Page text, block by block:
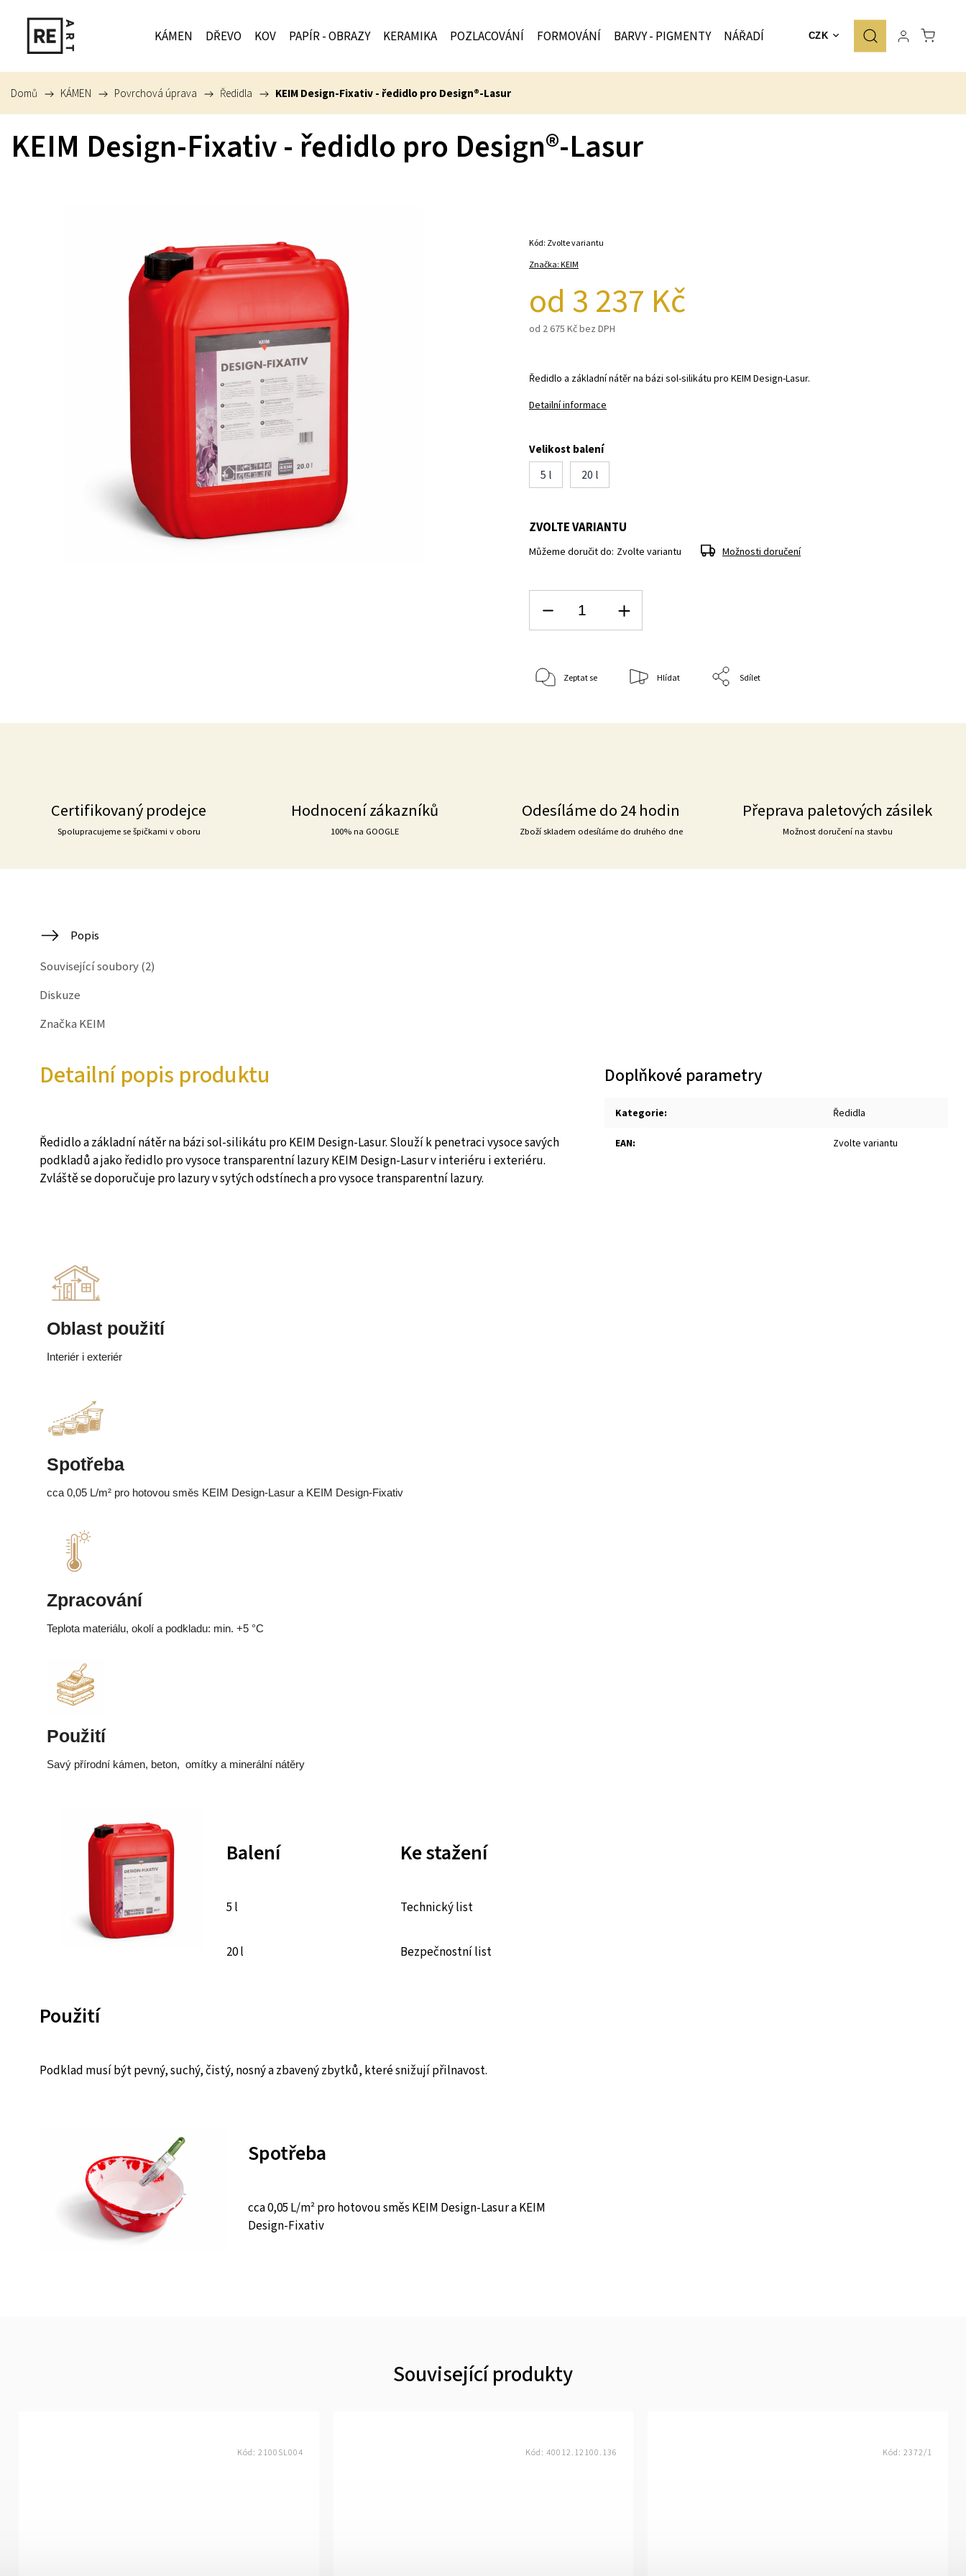
CZK
KÁMEN DŘEVO KOV PAPÍR - OBRAZY KERAMIKA POZLACOVÁNÍ FORMOVÁNÍ BARVY - PIGMENTY NÁŘADÍ ZNAČKY
Domů / KÁMEN / Povrchová úprava / Ředidla / KEIM Design-Fixativ - ředidlo pro Design®-Lasur
KEIM Design-Fixativ - ředidlo pro Design®-Lasur
Značka: KEIM
od 3 237 Kč
od 2 675 Kčbez DPH
Kód: Zvolte variantu
Ředidlo a základní nátěr na bázi sol-silikátu pro KEIM Design-Lasur.
Detailní informace
Velikost balení
5 l
20 l
ZVOLTE VARIANTU
Můžeme doručit do: Zvolte variantu Možnosti doručení
Zeptat se Hlídat Sdílet
Certifikovaný prodejce
Spolupracujeme se špičkami v oboru
Hodnocení zákazníků
100% na GOOGLE
Odesíláme do 24 hodin
Zboží skladem odesíláme do druhého dne
Přeprava paletových zásilek
Možnost doručení na stavbu
Popis
Související soubory (2)
Diskuze
Značka KEIM
Detailní popis produktu
Ředidlo a základní nátěr na bázi sol-silikátu pro KEIM Design-Lasur. Slouží k penetraci vysoce savých
podkladů a jako ředidlo pro vysoce transparentní lazury KEIM Design-Lasur v interiéru i exteriéru.
Zvláště se doporučuje pro lazury v sytých odstínech a pro vysoce transparentní lazury.
Oblast použití
Interiér i exteriér
Spotřeba
cca 0,05 L/m² pro hotovou směs KEIM Design-Lasur a KEIM Design-Fixativ
Zpracování
Teplota materiálu, okolí a podkladu: min. +5 °C
Použití
Savý přírodní kámen, beton, omítky a minerální nátěry
Balení
5 l
20 l
Ke stažení
Technický list
Bezpečnostní list
Použití
Podklad musí být pevný, suchý, čistý, nosný a zbavený zbytků, které snižují přilnavost.
Spotřeba
cca 0,05 L/m² pro hotovou směs KEIM Design-Lasur a KEIM
Design-Fixativ
Doplňkové parametry
Kategorie: Ředidla
EAN: Zvolte variantu
Související produkty
Kód: 2100SL004 Kód: 40012.12100.136 Kód: 2372/1